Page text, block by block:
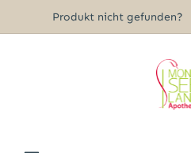
Zum Hauptinhalt springen
Produkt nicht gefunden?